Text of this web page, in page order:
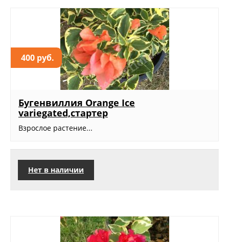
400 руб.
Бугенвиллия Orange Ice
variegated,стартер
Взрослое растение...
Нет в наличии